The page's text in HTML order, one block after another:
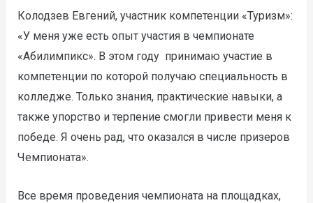
Колодзев Евгений, участник компетенции «Туризм»:
«У меня уже есть опыт участия в чемпионате
«Абилимпикс». В этом году принимаю участие в
компетенции по которой получаю специальность в
колледже. Только знания, практические навыки, а
также упорство и терпение смогли привести меня к
победе. Я очень рад, что оказался в числе призеров
Чемпионата».
Все время проведения чемпионата на площадках,